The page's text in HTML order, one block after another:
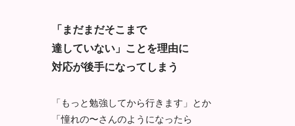
「まだまだそこまで
達していない」ことを理由に
対応が後手になってしまう
「もっと勉強してから行きます」とか
「憧れの〜さんのようになったら